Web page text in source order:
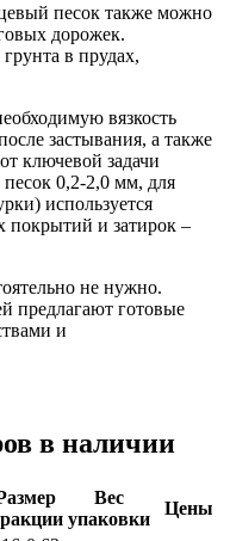
песок также можно
дорожек.
в прудах,
вязкость
застывания, а также
ключевой задачи
0,2-2,0 мм, для
используется
покрытий и затирок –
не нужно.
предлагают готовые
и
в наличии
Вес
упаковки
Цены